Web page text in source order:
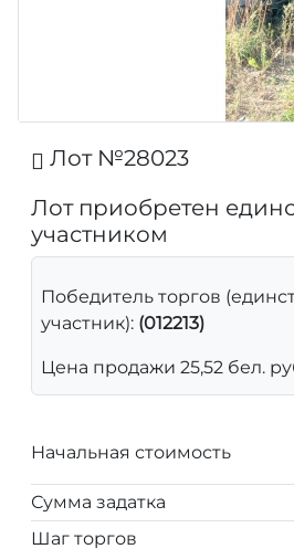
Лот №28023
Лот приобретен
участником
Победитель торгов
участник): (012213)
Цена продажи 25,52 бел.
Начальная стоимость
Сумма задатка
Шаг торгов